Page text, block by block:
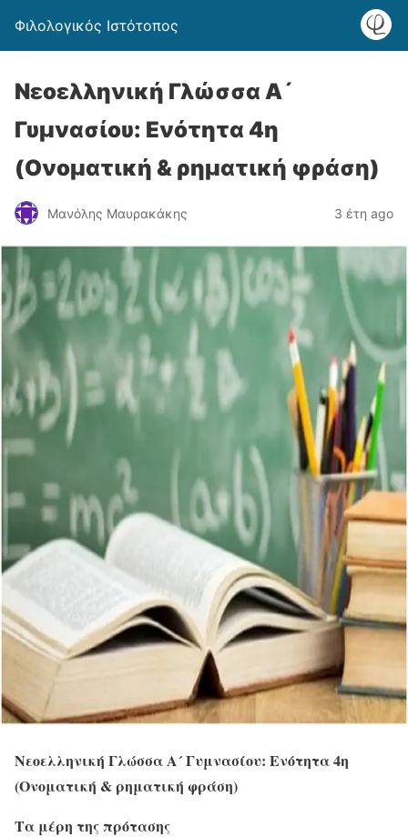
Φιλολογικός Ιστότοπος
Νεοελληνική Γλώσσα Α´
Γυμνασίου: Ενότητα 4η
(Oνοματική & ρηματική φράση)
Μανόλης Μαυρακάκης 3 έτη ago
Νεοελληνική Γλώσσα Α´ Γυμνασίου: Ενότητα 4η
(Oνοματική & ρηματική φράση)
Τα μέρη της πρότασης